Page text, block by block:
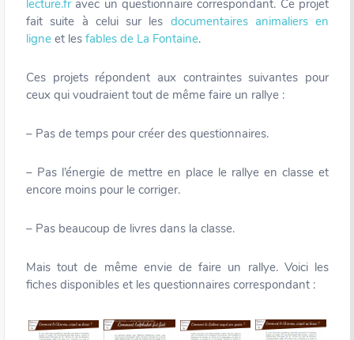
lecture.fr avec un questionnaire correspondant. Ce projet
fait suite à celui sur les documentaires animaliers en
ligne et les fables de La Fontaine.
Ces projets répondent aux contraintes suivantes pour
ceux qui voudraient tout de même faire un rallye :
– Pas de temps pour créer des questionnaires.
– Pas l’énergie de mettre en place le rallye en classe et
encore moins pour le corriger.
– Pas beaucoup de livres dans la classe.
Mais tout de même envie de faire un rallye. Voici les
fiches disponibles et les questionnaires correspondant :